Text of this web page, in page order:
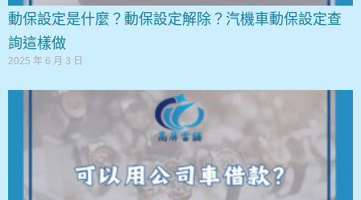
動保設定是什麼？動保設定解除？汽機車動保設定查
詢這樣做
2025 年 6 月 3 日